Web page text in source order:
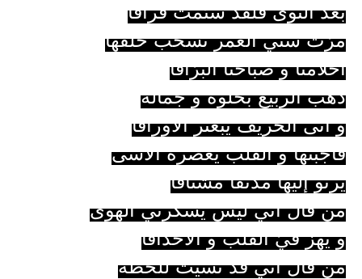
بعد النوى فلقد سئمت فراقا
مرّت سني العمر تسحب خلفها
أحلامنا و صباحنا البرّاقا
ذهب الربيع بحلوه و جماله
و أتى الخريف يبعثر الأوراقا
فأجبتها و القلب يعصره الأسى
يرنو إليها مدنفا مشتاقا
من قال أني ليس يسكرني الهوى
و يهزّ فيّ القلب و الأحداقا
من قال أني قد نسيت للحظة